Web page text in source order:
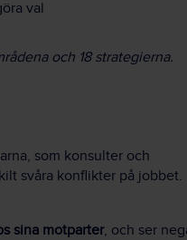
val
och 18 strategierna.
som konsulter och
svåra konflikter på jobbet.
sina motparter, och ser